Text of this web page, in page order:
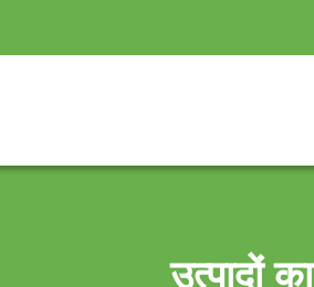
उत्पादों